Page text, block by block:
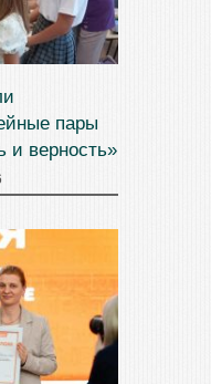
пары
и верность»